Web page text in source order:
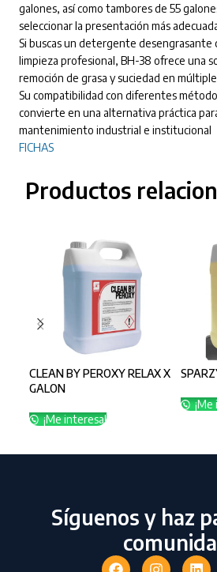
galones, así como tambores de 55
seleccionar la presentación más
Si buscas un detergente desengrasante
limpieza profesional, BH-38 ofrece una
remoción de grasa y suciedad en
Su compatibilidad con diferentes
convierte en una alternativa práctica
mantenimiento industrial e institucional
FICHAS
Productos
CLEAN BY PEROXY RELAX X
GALON
¡Me interesa!
¡Me
Síguenos y haz